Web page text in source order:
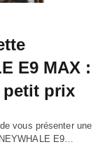
E9 MAX :
petit prix
vous présenter une
E9…